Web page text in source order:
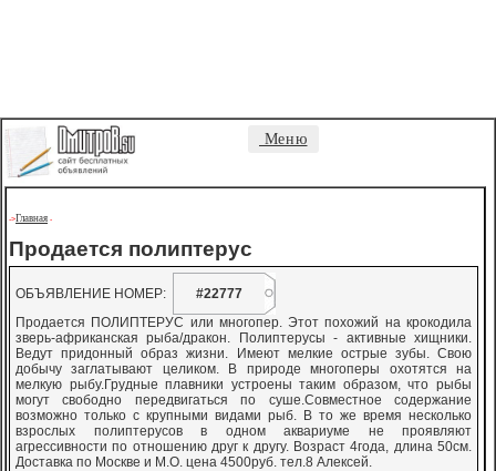
Меню
->Главная -
Продается полиптерус
ОБЪЯВЛЕНИЕ НОМЕР:
#22777
Продается ПОЛИПТЕРУС или многопер. Этот похожий на крокодила
зверь-африканская рыба/дракон. Полиптерусы - активные хищники.
Ведут придонный образ жизни. Имеют мелкие острые зубы. Свою
добычу заглатывают целиком. В природе многоперы охотятся на
мелкую рыбу.Грудные плавники устроены таким образом, что рыбы
могут свободно передвигаться по суше.Совместное содержание
возможно только с крупными видами рыб. В то же время несколько
взрослых полиптерусов в одном аквариуме не проявляют
агрессивности по отношению друг к другу. Возраст 4года, длина 50см.
Доставка по Москве и М.О. цена 4500руб. тел.8 Алексей.